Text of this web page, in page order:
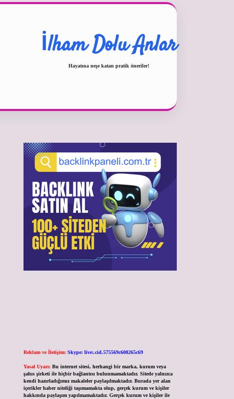
İlham Dolu Anlar
Hayatına neşe katan pratik öneriler!
Reklam ve İletişim: Skype: live:.cid.575569c608265c69
Yasal Uyarı: Bu internet sitesi, herhangi bir marka, kurum veya
şahıs şirketi ile hiçbir bağlantısı bulunmamaktadır. Sitede yalnızca
kendi hazırladığımız makaleler paylaşılmaktadır. Burada yer alan
içerikler haber niteliği taşımamakta olup, gerçek kurum ve kişiler
hakkında paylaşım yapılmamaktadır. Gerçek kurum ve kişiler ile